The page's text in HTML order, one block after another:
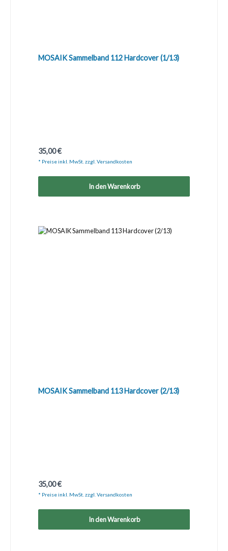
MOSAIK Sammelband 112 Hardcover (1/13)
Regulärer Preis:
35,00 €
* Preise inkl. MwSt. zzgl. Versandkosten
In den Warenkorb
MOSAIK Sammelband 113 Hardcover (2/13)
Regulärer Preis:
35,00 €
* Preise inkl. MwSt. zzgl. Versandkosten
In den Warenkorb